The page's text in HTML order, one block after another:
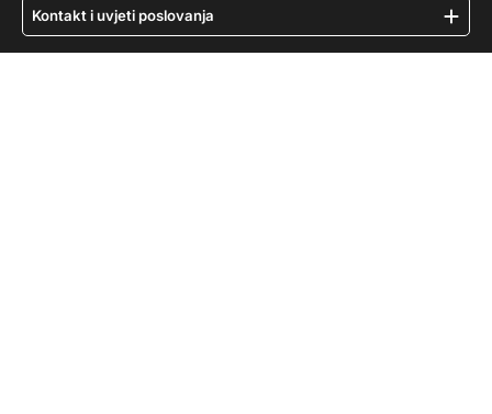
Kontakt i uvjeti poslovanja